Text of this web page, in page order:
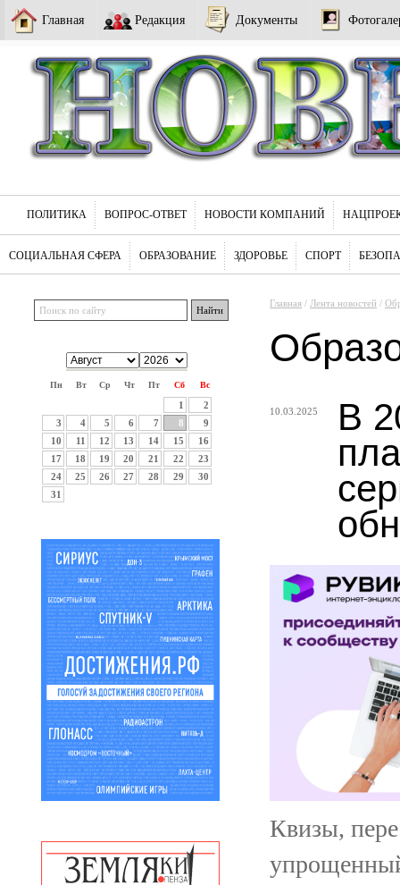
Главная Редакция Документы
ПОЛИТИКА ВОПРОС-ОТВЕТ НОВОСТИ КОМПАНИЙ
СОЦИАЛЬНАЯ СФЕРА ОБРАЗОВАНИЕ ЗДОРОВЬЕ СПОРТ
Пн Вт Ср Чт Пт Сб Вс
1
2
3
4 5 6 7 8
9
10
11 12 13 14 15
16
17
18 19 20 21 22
23
24
25 26 27 28 29
30
31
Главная / Лента новостей /
10.03.2025
В
Квизы,